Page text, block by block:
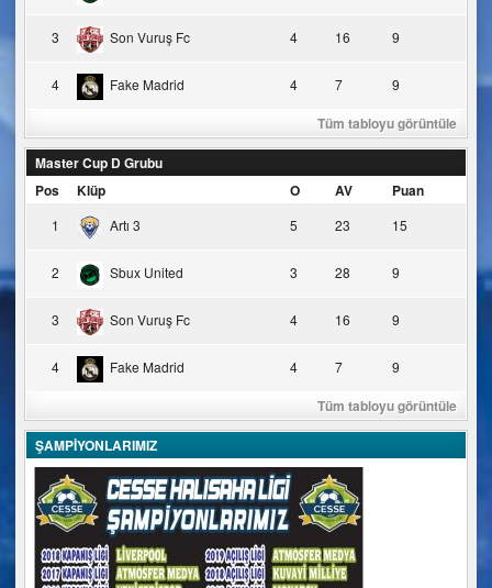
3 Son Vuruş Fc 4 16 9
4 Fake Madrid 4 7 9
Tüm tabloyu görüntüle
Master Cup D Grubu
Pos
Klüp O AV Puan
1 Artı 3 5 23 15
2 Sbux United 3 28 9
3 Son Vuruş Fc 4 16 9
4 Fake Madrid 4 7 9
Tüm tabloyu görüntüle
ŞAMPİYONLARIMIZ